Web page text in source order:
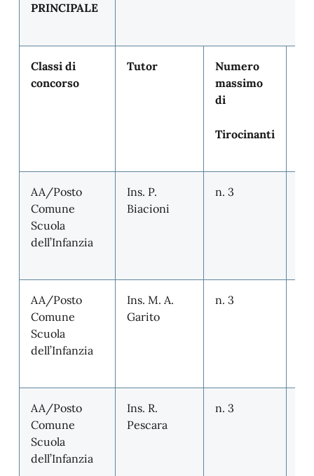
PRINCIPALE
Classi di
concorso
Tutor
Numero
massimo
di
Tirocinanti
AA/Posto
Comune
Scuola
dell’Infanzia
Ins. P.
Biacioni
n. 3
AA/Posto
Comune
Scuola
dell’Infanzia
Ins. M. A.
Garito
n. 3
AA/Posto
Comune
Scuola
dell’Infanzia
Ins. R.
Pescara
n. 3